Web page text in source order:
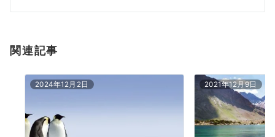
ン
関連記事
2024年12月2日 2021年12月9日